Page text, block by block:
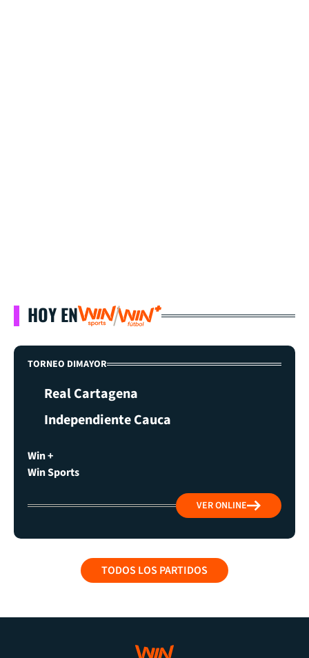
HOY EN
TORNEO DIMAYOR
Real Cartagena
Independiente Cauca
Win +
Win Sports
VER ONLINE
TODOS LOS PARTIDOS